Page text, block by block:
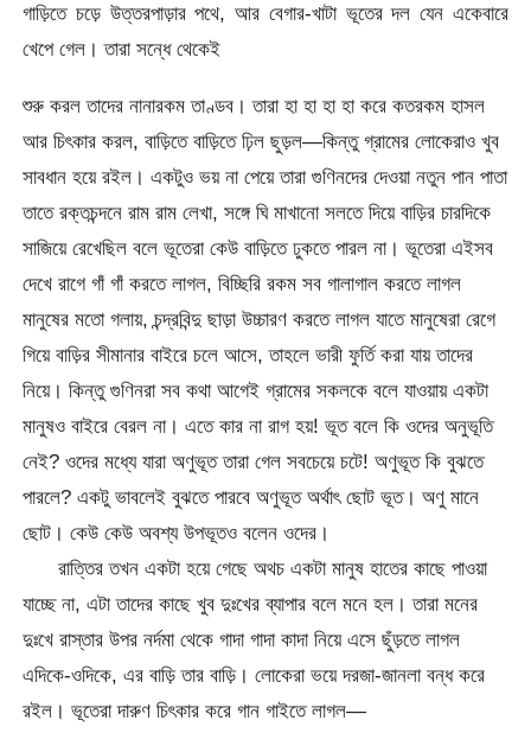
গাড়িতে চড়ে উত্তরপাড়ার পথে, আর বেগার-খাটা ভূতের দল যেন একেবারে
খেপে গেল। তারা সন্ধে থেকেই
শুরু করল তাদের নানারকম তাণ্ডব। তারা হা হা হা হা করে কতরকম হাসল
আর চিৎকার করল, বাড়িতে বাড়িতে ঢ়িল ছুড়ল—কিন্তু গ্রামের লোকেরাও খুব
সাবধান হয়ে রইল। একটুও ভয় না পেয়ে তারা গুণিনদের দেওয়া নতুন পান পাতা
তাতে রক্তচন্দনে রাম রাম লেখা, সঙ্গে ঘি মাখানো সলতে দিয়ে বাড়ির চারদিকে
সাজিয়ে রেখেছিল বলে ভূতেরা কেউ বাড়িতে ঢুকতে পারল না। ভূতেরা এইসব
দেখে রাগে গাঁ গাঁ করতে লাগল, বিচ্ছিরি রকম সব গালাগাল করতে লাগল
মানুষের মতো গলায়, চন্দ্রবিন্দু ছাড়া উচ্চারণ করতে লাগল যাতে মানুষেরা রেগে
গিয়ে বাড়ির সীমানার বাইরে চলে আসে, তাহলে ভারী ফুর্তি করা যায় তাদের
নিয়ে। কিন্তু গুণিনরা সব কথা আগেই গ্রামের সকলকে বলে যাওয়ায় একটা
মানুষও বাইরে বেরল না। এতে কার না রাগ হয়! ভূত বলে কি ওদের অনুভূতি
নেই? ওদের মধ্যে যারা অণুভূত তারা গেল সবচেয়ে চটে! অণুভূত কি বুঝতে
পারলে? একটু ভাবলেই বুঝতে পারবে অণুভূত অর্থাৎ ছোট ভূত। অণু মানে
ছোট। কেউ কেউ অবশ্য উপভূতও বলেন ওদের।
রাত্তির তখন একটা হয়ে গেছে অথচ একটা মানুষ হাতের কাছে পাওয়া
যাচ্ছে না, এটা তাদের কাছে খুব দুঃখের ব্যাপার বলে মনে হল। তারা মনের
দুঃখে রাস্তার উপর নর্দমা থেকে গাদা গাদা কাদা নিয়ে এসে ছুঁড়তে লাগল
এদিকে-ওদিকে, এর বাড়ি তার বাড়ি। লোকেরা ভয়ে দরজা-জানলা বন্ধ করে
রইল। ভূতেরা দারুণ চিৎকার করে গান গাইতে লাগল—